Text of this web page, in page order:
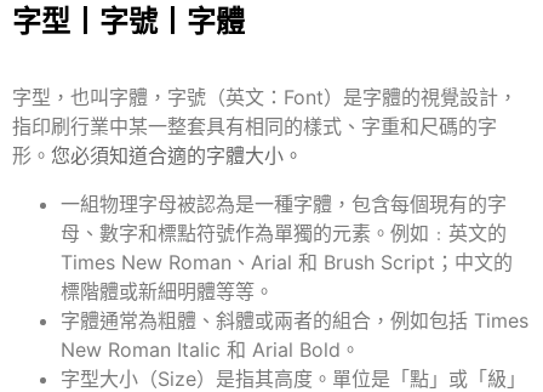
字型丨字號丨字體
字型，也叫字體，字號（英文：Font） 是字體的視覺設計，
指印刷行業中某一整套具有相同的樣式、字重和尺碼的字
形。 您必須知道合適的字體大小。
一組物理字母被認為是一種字體，包含每個現有的字
母、數字和標點符號作為單獨的元素。 例如﹕英文的
Times New Roman、Arial 和 Brush Script；中文的
標階體或新細明體等等。
字體通常為粗體、斜體或兩者的組合，例如包括 Times
New Roman Italic 和 Arial Bold。
字型大小（Size）是指其高度。單位是「點」或「級」